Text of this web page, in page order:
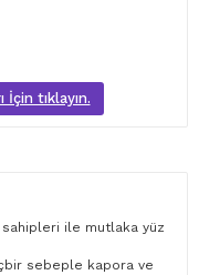
tıklayın.
sahipleri ile mutlaka yüz
sebeple kapora ve